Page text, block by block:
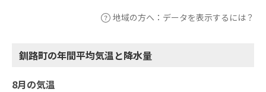
地域の方へ：データを表示するには？
釧路町の年間平均気温と降水量
8月の気温